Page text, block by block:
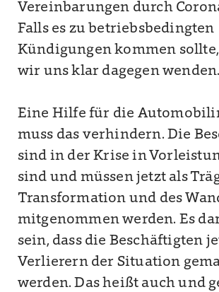
Vereinbarungen durch
Falls es zu betriebsbedingten
Kündigungen kommen
wir uns klar dagegen wenden.
Eine Hilfe für die
muss das verhindern. Die
sind in der Krise in
sind und müssen jetzt als
Transformation und des
mitgenommen werden. Es
sein, dass die Beschäftigten
Verlierern der Situation
werden. Das heißt auch und